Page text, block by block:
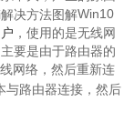
Win10
，使用的是无线网
要是由于路由器的
网络，然后重新连
与路由器连接，然后